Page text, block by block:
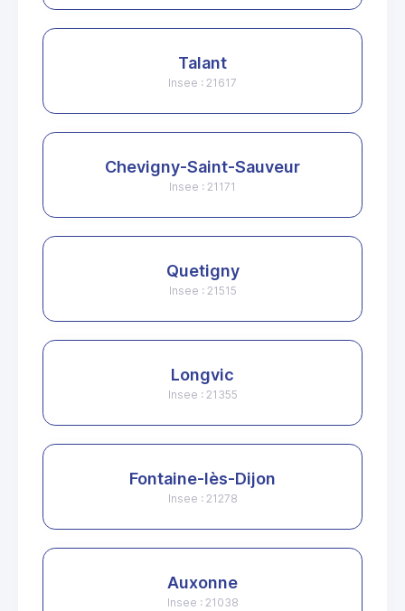
Talant
Insee : 21617
Chevigny-Saint-Sauveur
Insee : 21171
Quetigny
Insee : 21515
Longvic
Insee : 21355
Fontaine-lès-Dijon
Insee : 21278
Auxonne
Insee : 21038